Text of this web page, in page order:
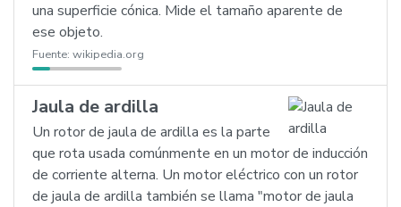
una superficie cónica. Mide el tamaño aparente de
ese objeto.
Fuente: wikipedia.org
Jaula de ardilla
Un rotor de jaula de ardilla es la parte
que rota usada comúnmente en un motor de inducción
de corriente alterna. Un motor eléctrico con un rotor
de jaula de ardilla también se llama "motor de jaula